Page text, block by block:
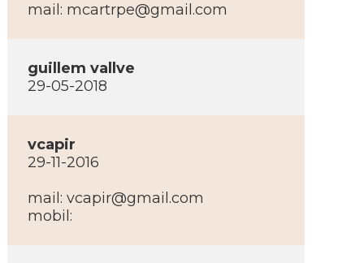
mail: mcartrpe@gmail.com
guillem vallve
29-05-2018
vcapir
29-11-2016
mail: vcapir@gmail.com
mobil: